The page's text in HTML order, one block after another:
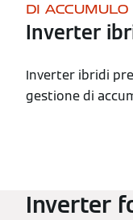
DI ACCUMULO
Inverter
Inverter ibridi
gestione di
Inverter